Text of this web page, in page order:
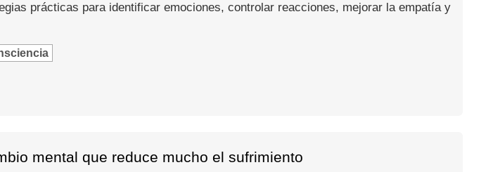
prácticas para identificar emociones, controlar reacciones, mejorar la empatía y
mental que reduce mucho el sufrimiento